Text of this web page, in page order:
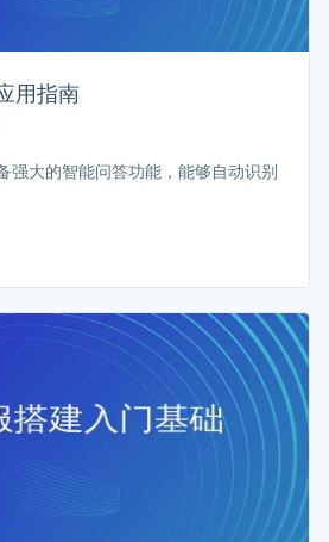
用指南
强大的智能问答功能，能够自动识别